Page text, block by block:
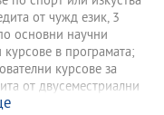
от чужд език, 3
основни научни
в програмата;
курсове за
от двусеместриални
15 кредита от